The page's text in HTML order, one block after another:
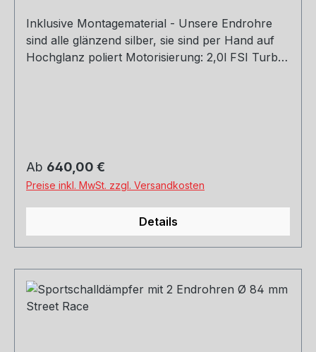
Inklusive Montagematerial - Unsere Endrohre
sind alle glänzend silber, sie sind per Hand auf
Hochglanz poliert Motorisierung: 2,0l FSI Turbo
Regulärer Preis:
Ab 640,00 €
Preise inkl. MwSt. zzgl. Versandkosten
Details